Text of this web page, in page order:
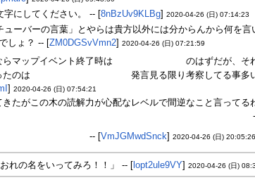
字にしてください。 -- [8nBzUv9KLBg] 2020-04-26 (日) 07:14:23
ューバーの言葉」とやらは貴方以外には分からんから何を
しょ？ -- [ZM0DGSvVmn2] 2020-04-26 (日) 07:21:59
らマップイベント終了時は
のはずだが、そ
たのは
発言見る限り考察してる事多
] 2020-04-26 (日) 07:54:21
きたがこの木の読解力が心配なレベルで間逆なこと言って
-- [VmJGMwdSnck] 2020-04-26 (日) 20:05:26
れの名をいってみろ！！」 -- [lopt2ule9VY] 2020-04-26 (日)